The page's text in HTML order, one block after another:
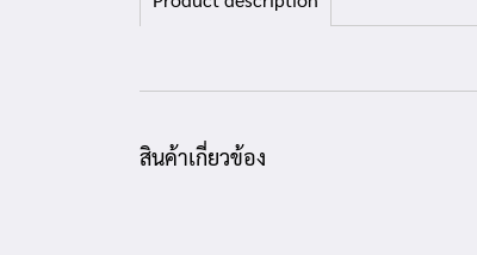
สินค้าเกี่ยวข้อง